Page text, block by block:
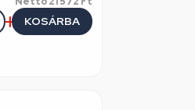
KOSÁRBA